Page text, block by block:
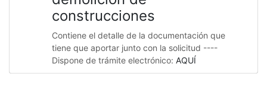
construcciones
Contiene el detalle de la documentación que
tiene que aportar junto con la solicitud ----
Dispone de trámite electrónico: AQUÍ